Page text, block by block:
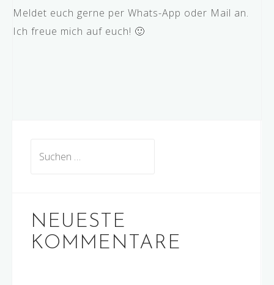
Meldet euch gerne per Whats-App oder Mail an.
Ich freue mich auf euch! 🙂
NEUESTE
KOMMENTARE